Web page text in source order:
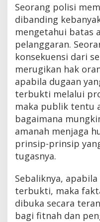
Seorang polisi
dibanding
mengetahui batas
pelanggaran.
konsekuensi dari
merugikan hak
apabila dugaan
terbukti melalui
maka publik tentu
bagaimana
amanah menjaga
prinsip-prinsip
tugasnya.
Sebaliknya,
terbukti, maka
dibuka secara
bagi fitnah dan